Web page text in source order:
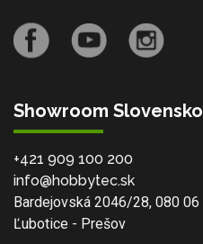
Showroom Slovensko
+421 909 100 200
info@hobbytec.sk
Bardejovská 2046/28, 080 06
Ľubotice - Prešov